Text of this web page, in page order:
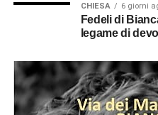
CHIESA 6 giorni
Fedeli di
legame di